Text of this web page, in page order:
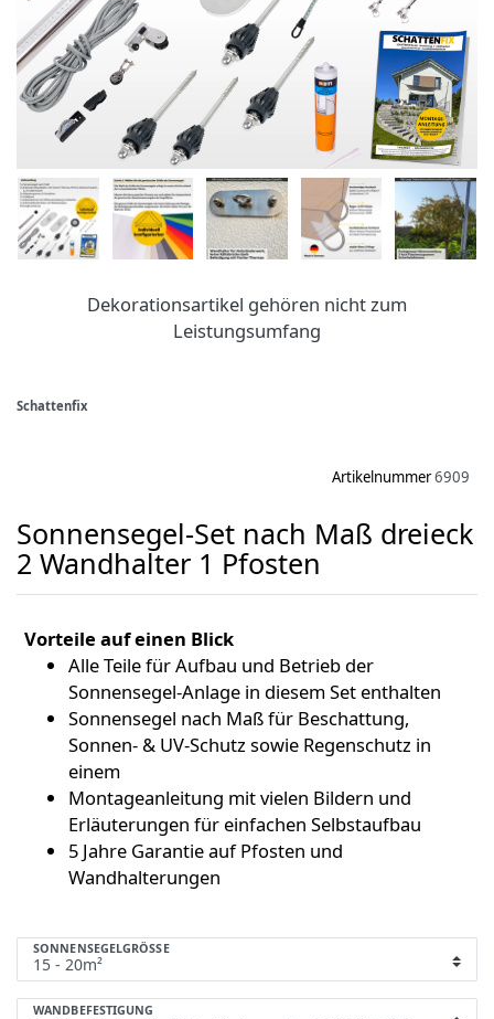
Dekorationsartikel gehören nicht zum
Leistungsumfang
Schattenfix
Artikelnummer6909
Sonnensegel-Set nach Maß dreieck
2 Wandhalter 1 Pfosten
Vorteile auf einen Blick
Alle Teile für Aufbau und Betrieb der
Sonnensegel-Anlage in diesem Set enthalten
Sonnensegel nach Maß für Beschattung,
Sonnen- & UV-Schutz sowie Regenschutz in
einem
Montageanleitung mit vielen Bildern und
Erläuterungen für einfachen Selbstaufbau
5 Jahre Garantie auf Pfosten und
Wandhalterungen
SONNENSEGELGRÖSSE
WANDBEFESTIGUNG